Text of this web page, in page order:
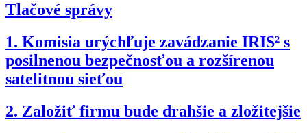
Tlačové správy
1. Komisia urýchľuje zavádzanie IRIS² s
posilnenou bezpečnosťou a rozšírenou
satelitnou sieťou
2. Založiť firmu bude drahšie a zložitejšie